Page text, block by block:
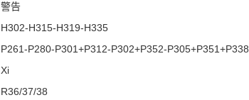
警告
H302-H315-H319-H335
P261-P280-P301+P312-P302+P352-P305+P351+P338
Xi
R36/37/38